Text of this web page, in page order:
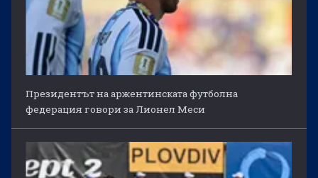
Президентът на аржентинската футболна
федерация говори за Лионел Меси